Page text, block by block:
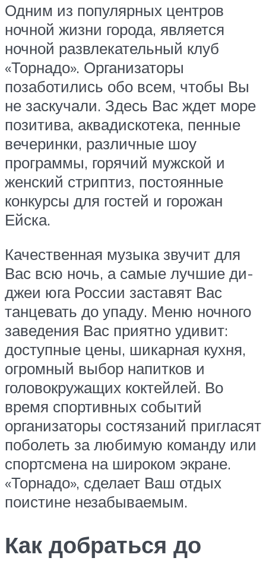
Одним из популярных центров
ночной жизни города, является
ночной развлекательный клуб
«Торнадо». Организаторы
позаботились обо всем, чтобы Вы
не заскучали. Здесь Вас ждет море
позитива, аквадискотека, пенные
вечеринки, различные шоу
программы, горячий мужской и
женский стриптиз, постоянные
конкурсы для гостей и горожан
Ейска.
Качественная музыка звучит для
Вас всю ночь, а самые лучшие ди-
джеи юга России заставят Вас
танцевать до упаду. Меню ночного
заведения Вас приятно удивит:
доступные цены, шикарная кухня,
огромный выбор напитков и
головокружащих коктейлей. Во
время спортивных событий
организаторы состязаний пригласят
поболеть за любимую команду или
спортсмена на широком экране.
«Торнадо», сделает Ваш отдых
поистине незабываемым.
Как добраться до